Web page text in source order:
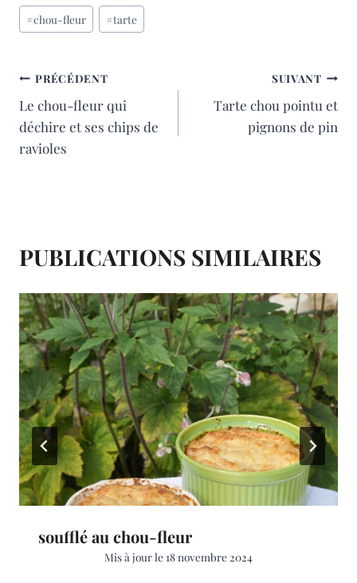
c
b
o
o
n
e
r
e
a
Étiquettes
de
publication :
#chou-fleur #tarte
NAVIGATION
DE
L’ARTICLE
PRÉCÉDENT
Le chou-fleur qui
déchire et ses chips de
ravioles
SUIVANT
Tarte chou pointu et
pignons de pin
PUBLICATIONS SIMILAIRES
soufflé au chou-fleur
Mis à jour le 18 novembre 2024